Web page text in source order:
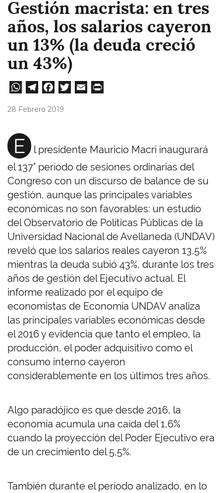
Gestión macrista: en tres
años, los salarios cayeron
un 13% (la deuda creció
un 43%)
W
A
pp
Te
m
Fa
28 Febrero 2019
E
l presidente Mauricio Macri inaugurará
el 137° período de sesiones ordinarias del
Congreso con un discurso de balance de su
gestión, aunque las principales variables
económicas no son favorables: un estudio
del Observatorio de Políticas Públicas de la
Universidad Nacional de Avellaneda (UNDAV)
reveló que los salarios reales cayeron 13,5%
mientras la deuda subió 43%, durante los tres
años de gestión del Ejecutivo actual. El
informe realizado por el equipo de
economistas de Economía UNDAV analiza
las principales variables económicas desde
el 2016 y evidencia que tanto el empleo, la
producción, el poder adquisitivo como el
consumo interno cayeron
considerablemente en los últimos tres años.
Algo paradójico es que desde 2016, la
economía acumula una caída del 1,6%
cuando la proyección del Poder Ejecutivo era
de un crecimiento del 5,5%.
También durante el período analizado, en lo